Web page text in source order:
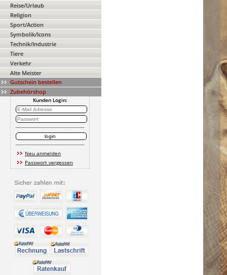
Reise/Urlaub
Religion
Sport/Action
Symbolik/Icons
Technik/Industrie
Tiere
Verkehr
Alte Meister
Gutschein bestellen
Zubehörshop
Kunden Login:
Neu anmelden
Passwort vergessen